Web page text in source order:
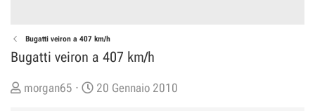
Bugatti veiron a 407 km/h
Bugatti veiron a 407 km/h
C
morgan65
D
20 Gennaio 2010